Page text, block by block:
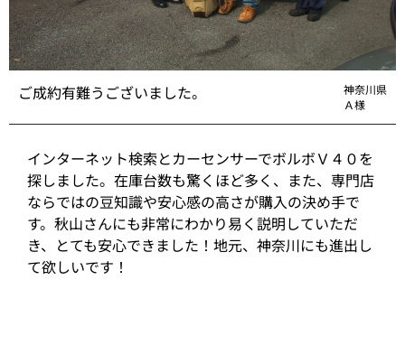
ご成約有難うございました。
神奈川県
Ａ様
インターネット検索とカーセンサーでボルボＶ４０を
探しました。在庫台数も驚くほど多く、また、専門店
ならではの豆知識や安心感の高さが購入の決め手で
す。秋山さんにも非常にわかり易く説明していただ
き、とても安心できました！地元、神奈川にも進出し
て欲しいです！